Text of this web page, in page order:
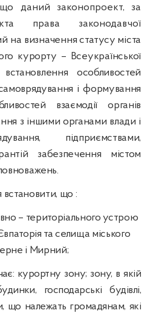
даний законопроект, за
права законодавчої
на визначення статусу міста
курорту – Всеукраїнської
встановлення особливостей
і формування
взаємодії органів
з іншими органами влади і
підприємствами,
забезпечення містом
що :
– територіального устрою
та селища міського
і Мирний;
курортну зону; зону, в якій
господарські будівлі,
що належать громадянам, які